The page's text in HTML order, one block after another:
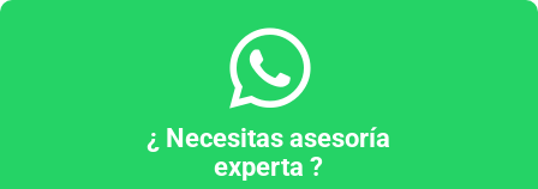
¿ Necesitas asesoría
experta ?